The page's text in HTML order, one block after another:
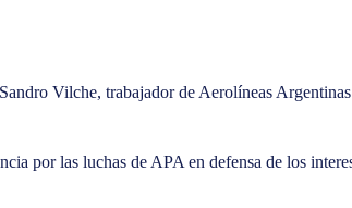
Vilche, trabajador de Aerolíneas
por las luchas de APA en defensa de los